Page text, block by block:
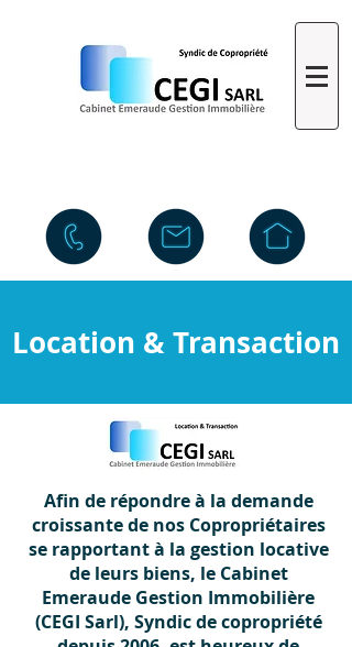
Location & Transaction
Afin de répondre à la demande
croissante de nos Copropriétaires
se rapportant à la gestion locative
de leurs biens, le Cabinet
Emeraude Gestion Immobilière
(CEGI Sarl), Syndic de copropriété